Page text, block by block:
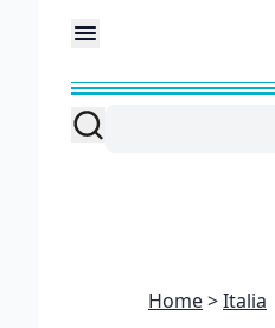
Home Italia